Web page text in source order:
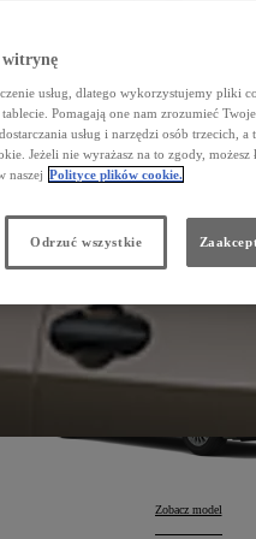
PROACE CITY
129 100 zł
Opcje silnika
PROACE CITY Verso
Zobacz model
witrynę
usług, dlatego wykorzystujemy pliki
Pomagają one nam zrozumieć
usług i narzędzi osób trzecich, a
Jeżeli nie wyrażasz na to zgody, możesz
naszej Polityce plików cookie.
Odrzuć wszystkie